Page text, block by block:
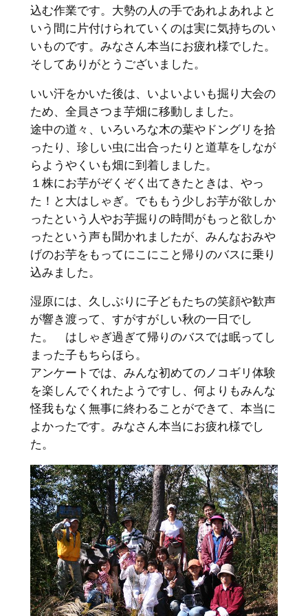
込む作業です。大勢の人の手であれよあれよと
いう間に片付けられていくのは実に気持ちのい
いものです。みなさん本当にお疲れ様でした。
そしてありがとうございました。
いい汗をかいた後は、いよいよいも掘り大会の
ため、全員さつま芋畑に移動しました。
途中の道々、いろいろな木の葉やドングリを拾
ったり、珍しい虫に出合ったりと道草をしなが
らようやくいも畑に到着しました。
１株にお芋がぞくぞく出てきたときは、やっ
た！と大はしゃぎ。でももう少しお芋が欲しか
ったという人やお芋掘りの時間がもっと欲しか
ったという声も聞かれましたが、みんなおみや
げのお芋をもってにこにこと帰りのバスに乗り
込みました。
湿原には、久しぶりに子どもたちの笑顔や歓声
が響き渡って、すがすがしい秋の一日でし
た。 はしゃぎ過ぎて帰りのバスでは眠ってし
まった子もちらほら。
アンケートでは、みんな初めてのノコギリ体験
を楽しんでくれたようですし、何よりもみんな
怪我もなく無事に終わることができて、本当に
よかったです。みなさん本当にお疲れ様でし
た。